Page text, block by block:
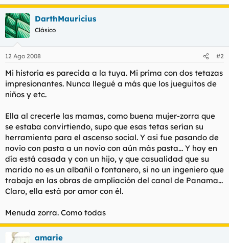
DarthMauricius
Clásico
12 Ago 2008 #2
Mi historia es parecida a la tuya. Mi prima con dos tetazas
impresionantes. Nunca llegué a más que los jueguitos de
niños y etc.
Ella al crecerle las mamas, como buena mujer-zorra que
se estaba convirtiendo, supo que esas tetas serían su
herramienta para el ascenso social. Y asi fue pasando de
novio con pasta a un novio con aún más pasta... Y hoy en
día está casada y con un hijo, y que casualidad que su
marido no es un albañil o fontanero, si no un ingeniero que
trabaja en las obras de ampliación del canal de Panama...
Claro, ella está por amor con él.
Menuda zorra. Como todas
amarie